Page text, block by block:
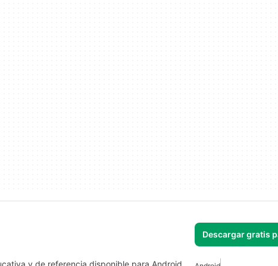
Descargar gratis
y de referencia disponible para Android